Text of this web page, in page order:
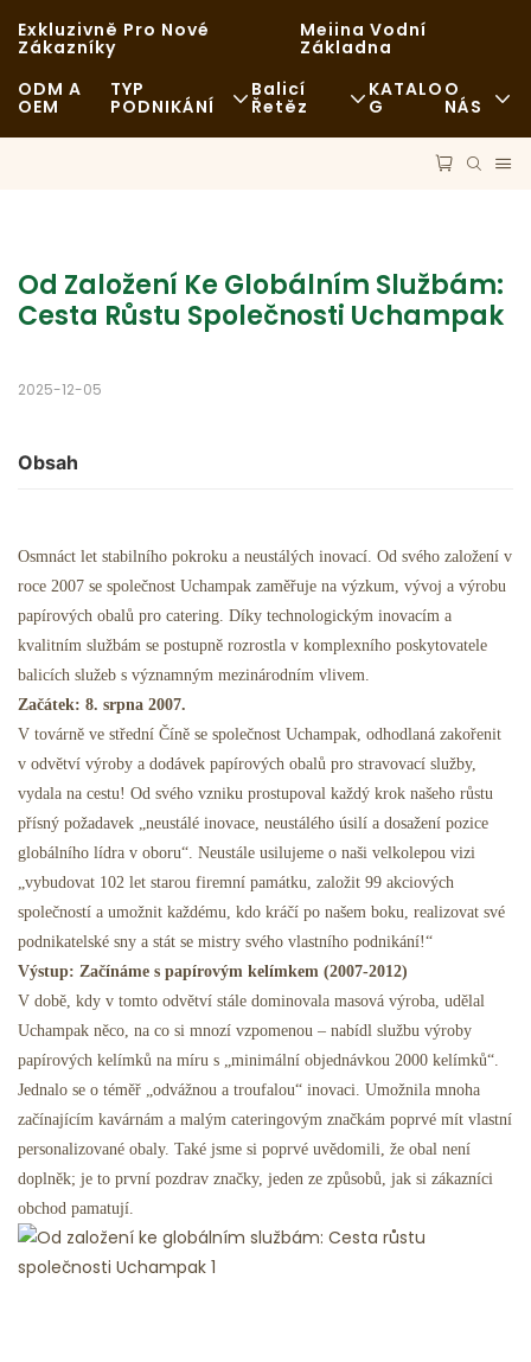
Exkluzivně Pro Nové
Zákazníky
Meiina Vodní
Základna
ODM A
OEM
TYP
PODNIKÁNÍ
Kavárny A Kavárny
Restaurace Duchů
Balicí
Řetěz
Technologie
KATALO
G
O
NÁS
Zprávy
FAQS
Od Založení Ke Globálním Službám:
Cesta Růstu Společnosti Uchampak
2025-12-05
Obsah
Osmnáct let stabilního pokroku a neustálých inovací. Od svého založení v
roce 2007 se společnost Uchampak zaměřuje na výzkum, vývoj a výrobu
papírových obalů pro catering. Díky technologickým inovacím a
kvalitním službám se postupně rozrostla v komplexního poskytovatele
balicích služeb s významným mezinárodním vlivem.
Začátek: 8. srpna 2007.
V továrně ve střední Číně se společnost Uchampak, odhodlaná zakořenit
v odvětví výroby a dodávek papírových obalů pro stravovací služby,
vydala na cestu! Od svého vzniku prostupoval každý krok našeho růstu
přísný požadavek „neustálé inovace, neustálého úsilí a dosažení pozice
globálního lídra v oboru“. Neustále usilujeme o naši velkolepou vizi
„vybudovat 102 let starou firemní památku, založit 99 akciových
společností a umožnit každému, kdo kráčí po našem boku, realizovat své
podnikatelské sny a stát se mistry svého vlastního podnikání!“
Výstup: Začínáme s papírovým kelímkem (2007-2012)
V době, kdy v tomto odvětví stále dominovala masová výroba, udělal
Uchampak něco, na co si mnozí vzpomenou – nabídl službu výroby
papírových kelímků na míru s „minimální objednávkou 2000 kelímků“.
Jednalo se o téměř „odvážnou a troufalou“ inovaci. Umožnila mnoha
začínajícím kavárnám a malým cateringovým značkám poprvé mít vlastní
personalizované obaly. Také jsme si poprvé uvědomili, že obal není
doplněk; je to první pozdrav značky, jeden ze způsobů, jak si zákazníci
obchod pamatují.